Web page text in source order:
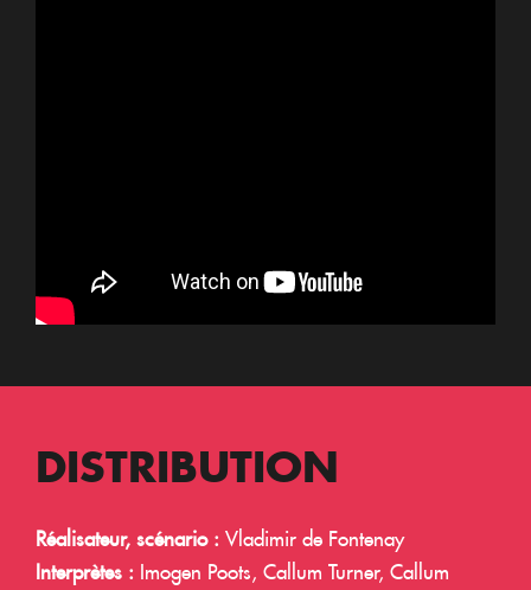
DISTRIBUTION
Réalisateur, scénario : Vladimir de Fontenay
Interprètes : Imogen Poots, Callum Turner, Callum